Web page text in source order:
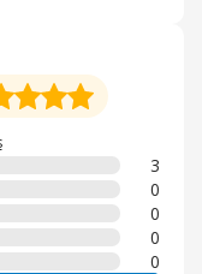
3
0
0
0
0